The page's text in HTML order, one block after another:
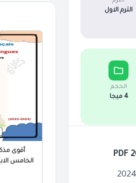
الترم الاول
الحجم
4 ميجا
أقوى